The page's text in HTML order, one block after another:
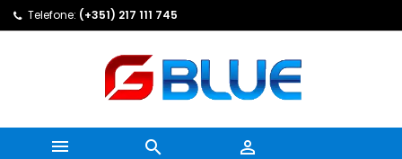
Telefone: (+351) 217 111 745
  